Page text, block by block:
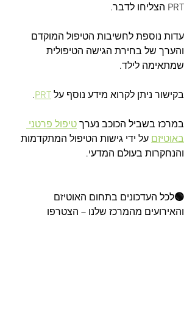
PRT הצליחו לדבר.
עדות נוספת לחשיבות הטיפול המוקדם
והערך של בחירת הגישה הטיפולית
שמתאימה לילד.
בקישור ניתן לקרוא מידע נוסף על PRT
.
במרכז בשביל הכוכב נערך טיפול פרטני
באוטיזם על ידי גישות הטיפול המתקדמות
והנחקרות בעולם המדעי.
🟢לכל העדכונים בתחום האוטיזם
והאירועים מהמרכז שלנו – הצטרפו